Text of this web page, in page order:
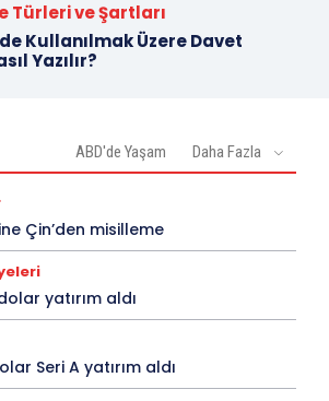
Türleri ve Şartları
Kullanılmak Üzere Davet
Yazılır?
ABD'de Yaşam Daha Fazla
Çin’den misilleme
yatırım aldı
Seri A yatırım aldı